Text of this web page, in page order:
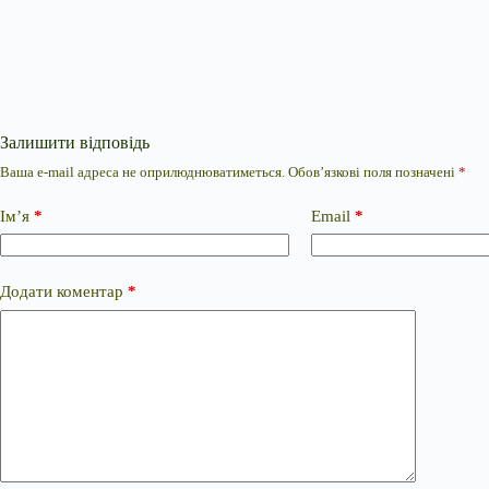
Залишити відповідь
Ваша e-mail адреса не оприлюднюватиметься. Обов’язкові поля позначені *
Ім’я * Email *
Додати коментар *